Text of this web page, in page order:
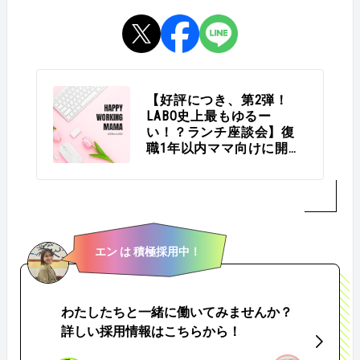
【好評につき、第2弾！
LABO史上最もゆるー
い！？ランチ座談会】復
職1年以内ママ向けに開催
エン は 積極採用中！
わたしたちと一緒に働いてみませんか？
詳しい採用情報はこちらから！